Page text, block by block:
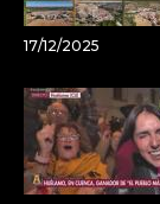
17/12/2025